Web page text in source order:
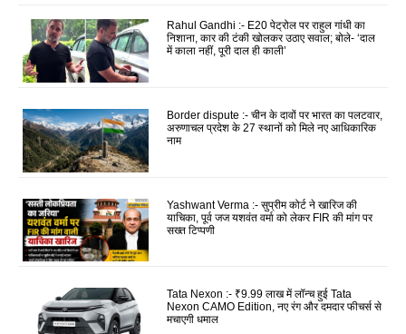
Rahul Gandhi :- E20 पेट्रोल पर राहुल गांधी का
निशाना, कार की टंकी खोलकर उठाए सवाल; बोले- ‘दाल
में काला नहीं, पूरी दाल ही काली’
Border dispute :- चीन के दावों पर भारत का पलटवार,
अरुणाचल प्रदेश के 27 स्थानों को मिले नए आधिकारिक
नाम
Yashwant Verma :- सुप्रीम कोर्ट ने खारिज की
याचिका, पूर्व जज यशवंत वर्मा को लेकर FIR की मांग पर
सख्त टिप्पणी
Tata Nexon :- ₹9.99 लाख में लॉन्च हुई Tata
Nexon CAMO Edition, नए रंग और दमदार फीचर्स से
मचाएगी धमाल